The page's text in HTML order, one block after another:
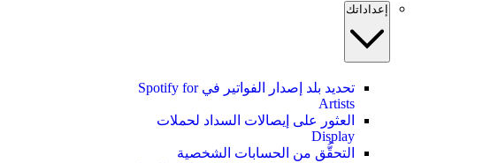
إعداداتك
تحديد بلد إصدار الفواتير في Spotify for
Artists
العثور على إيصالات السداد لحملات
Display
التحقُّق من الحسابات الشخصية